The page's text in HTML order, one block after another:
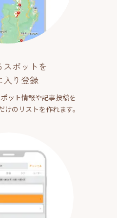
スポットを
入り登録
ット情報や記事投稿を
のリストを作れます。